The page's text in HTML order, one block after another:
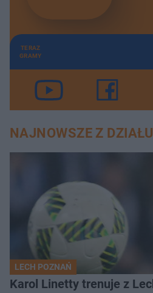
TERAZ
GRAMY
NAJNOWSZE Z
LECH POZNAŃ
Karol Linetty trenuje z